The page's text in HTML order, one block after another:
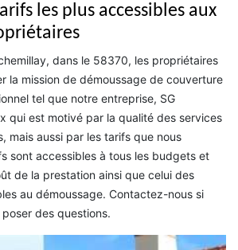
les plus accessibles aux
dans le 58370, les propriétaires
la mission de démoussage de couverture
tel que notre entreprise, SG
qui est motivé par la qualité des services
mais aussi par les tarifs que nous
sont accessibles à tous les budgets et
de la prestation ainsi que celui des
au démoussage. Contactez-nous si
des questions.